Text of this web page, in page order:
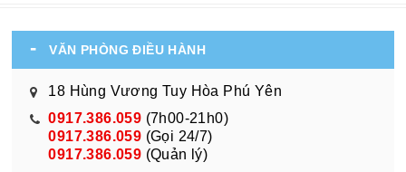
VĂN PHÒNG ĐIỀU HÀNH
18 Hùng Vương Tuy Hòa Phú Yên
0917.386.059 (7h00-21h0)
0917.386.059 (Gọi 24/7)
0917.386.059 (Quản lý)